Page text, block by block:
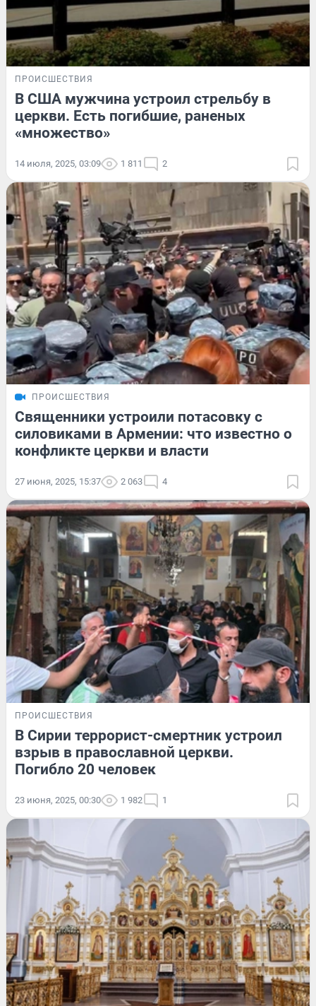
ПРОИСШЕСТВИЯ
В США мужчина устроил стрельбу в
церкви. Есть погибшие, раненых
«множество»
14 июля, 2025, 03:09 1 811 2
ПРОИСШЕСТВИЯ
Священники устроили потасовку с
силовиками в Армении: что известно о
конфликте церкви и власти
27 июня, 2025, 15:37 2 063 4
ПРОИСШЕСТВИЯ
В Сирии террорист-смертник устроил
взрыв в православной церкви.
Погибло 20 человек
23 июня, 2025, 00:30 1 982 1